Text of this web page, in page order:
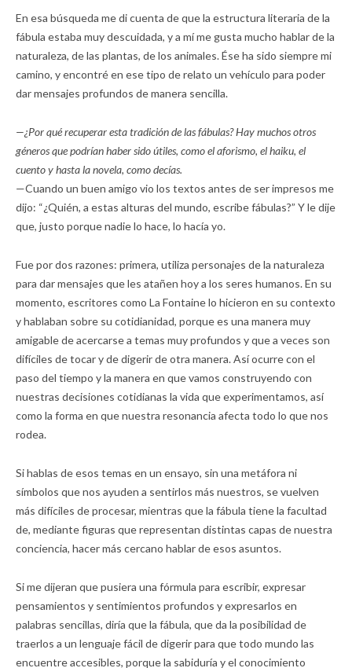
En esa búsqueda me di cuenta de que la estructura literaria de la
fábula estaba muy descuidada, y a mí me gusta mucho hablar de la
naturaleza, de las plantas, de los animales. Ése ha sido siempre mi
camino, y encontré en ese tipo de relato un vehículo para poder
dar mensajes profundos de manera sencilla.
—¿Por qué recuperar esta tradición de las fábulas? Hay muchos otros
géneros que podrían haber sido útiles, como el aforismo, el haiku, el
cuento y hasta la novela, como decías.
—Cuando un buen amigo vio los textos antes de ser impresos me
dijo: “¿Quién, a estas alturas del mundo, escribe fábulas?” Y le dije
que, justo porque nadie lo hace, lo hacía yo.
Fue por dos razones: primera, utiliza personajes de la naturaleza
para dar mensajes que les atañen hoy a los seres humanos. En su
momento, escritores como La Fontaine lo hicieron en su contexto
y hablaban sobre su cotidianidad, porque es una manera muy
amigable de acercarse a temas muy profundos y que a veces son
difíciles de tocar y de digerir de otra manera. Así ocurre con el
paso del tiempo y la manera en que vamos construyendo con
nuestras decisiones cotidianas la vida que experimentamos, así
como la forma en que nuestra resonancia afecta todo lo que nos
rodea.
Si hablas de esos temas en un ensayo, sin una metáfora ni
símbolos que nos ayuden a sentirlos más nuestros, se vuelven
más difíciles de procesar, mientras que la fábula tiene la facultad
de, mediante figuras que representan distintas capas de nuestra
conciencia, hacer más cercano hablar de esos asuntos.
Si me dijeran que pusiera una fórmula para escribir, expresar
pensamientos y sentimientos profundos y expresarlos en
palabras sencillas, diría que la fábula, que da la posibilidad de
traerlos a un lenguaje fácil de digerir para que todo mundo las
encuentre accesibles, porque la sabiduría y el conocimiento